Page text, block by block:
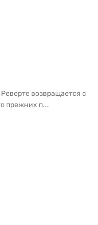
возвращается с
прежних п...